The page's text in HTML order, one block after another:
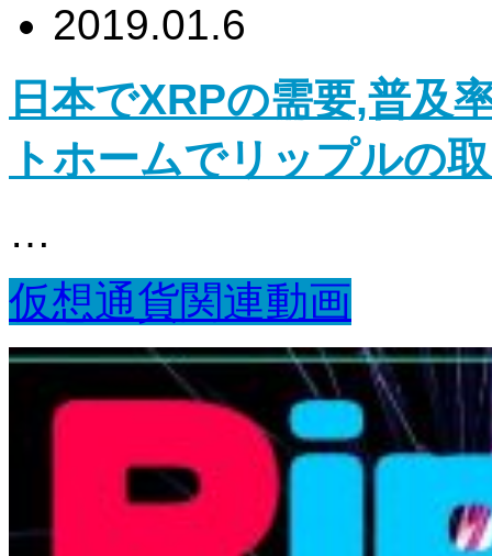
2019.01.6
日本でXRPの需要,普及
トホームでリップルの
…
仮想通貨関連動画